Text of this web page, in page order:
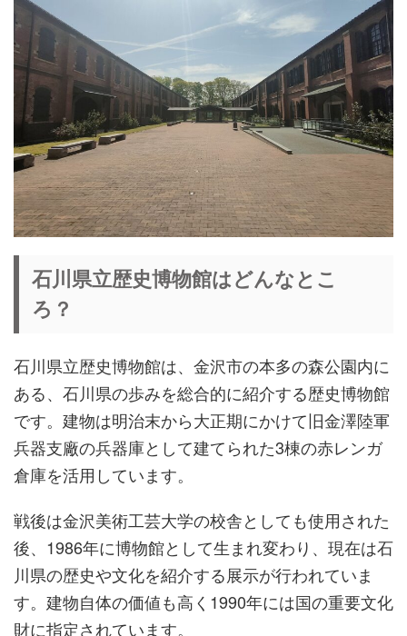
石川県立歴史博物館はどんなとこ
ろ？
石川県立歴史博物館は、金沢市の本多の森公園内に
ある、石川県の歩みを総合的に紹介する歴史博物館
です。建物は明治末から大正期にかけて旧金澤陸軍
兵器支廠の兵器庫として建てられた3棟の赤レンガ
倉庫を活用しています。
戦後は金沢美術工芸大学の校舎としても使用された
後、1986年に博物館として生まれ変わり、現在は石
川県の歴史や文化を紹介する展示が行われていま
す。建物自体の価値も高く1990年には国の重要文化
財に指定されています。